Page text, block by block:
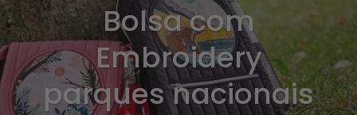
Bolsa com
Embroidery
parques nacionais